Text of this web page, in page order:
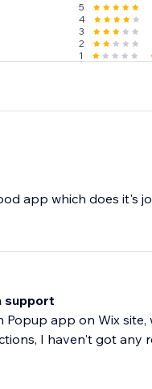
5
4
3
2
1
app which does it's
support
Popup app on Wix
I haven't got any